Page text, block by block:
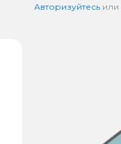
Авторизуйтесь или